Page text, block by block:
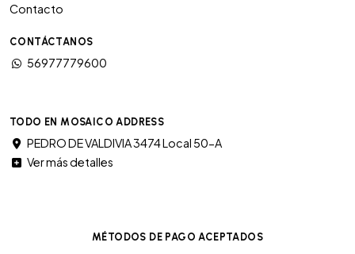
Contacto
CONTÁCTANOS
56977779600
TODO EN MOSAICO ADDRESS
PEDRO DE VALDIVIA 3474 Local 50-A
Ver más detalles
MÉTODOS DE PAGO ACEPTADOS